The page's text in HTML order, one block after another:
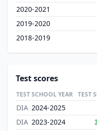
2020-2021
2019-2020
2018-2019
Test scores
TESTSCHOOL YEAR TEST
DIA 2024-2025
DIA 2023-2024